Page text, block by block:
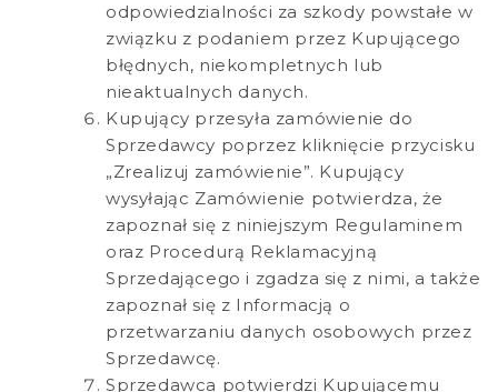
odpowiedzialności za szkody powstałe w
związku z podaniem przez Kupującego
błędnych, niekompletnych lub
nieaktualnych danych.
Kupujący przesyła zamówienie do
Sprzedawcy poprzez kliknięcie przycisku
„Zrealizuj zamówienie”. Kupujący
wysyłając Zamówienie potwierdza, że ​​
zapoznał się z niniejszym Regulaminem
oraz Procedurą Reklamacyjną
Sprzedającego i zgadza się z nimi, a także
zapoznał się z Informacją o
przetwarzaniu danych osobowych przez
Sprzedawcę.
Sprzedawca potwierdzi Kupującemu